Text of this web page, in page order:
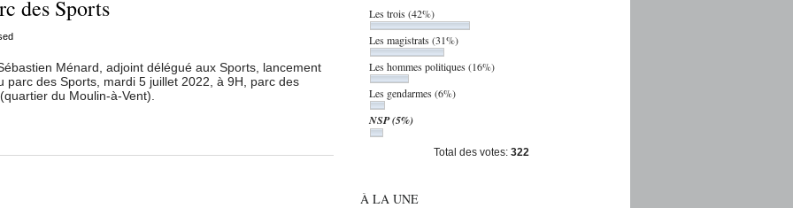
des Sports
Ménard, adjoint délégué aux Sports, lancement
parc des Sports, mardi 5 juillet 2022, à 9H, parc des
du Moulin-à-Vent).
Les trois (42%)
Les magistrats (31%)
Les hommes politiques (16%)
Les gendarmes (6%)
NSP(5%)
Total des votes: 322
À LA UNE